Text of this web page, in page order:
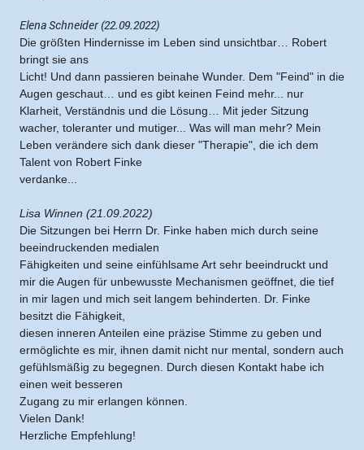
Elena Schneider (22.09.2022)
Die größten Hindernisse im Leben sind unsichtbar… Robert
bringt sie ans
Licht! Und dann passieren beinahe Wunder. Dem "Feind" in die
Augen geschaut… und es gibt keinen Feind mehr... nur
Klarheit, Verständnis und die Lösung… Mit jeder Sitzung
wacher, toleranter und mutiger... Was will man mehr? Mein
Leben verändere sich dank dieser "Therapie", die ich dem
Talent von Robert Finke
verdanke...
Lisa Winnen (21.09.2022)
Die Sitzungen bei Herrn Dr. Finke haben mich durch seine
beeindruckenden medialen
Fähigkeiten und seine einfühlsame Art sehr beeindruckt und
mir die Augen für unbewusste Mechanismen geöffnet, die tief
in mir lagen und mich seit langem behinderten. Dr. Finke
besitzt die Fähigkeit,
diesen inneren Anteilen eine präzise Stimme zu geben und
ermöglichte es mir, ihnen damit nicht nur mental, sondern auch
gefühlsmäßig zu begegnen. Durch diesen Kontakt habe ich
einen weit besseren
Zugang zu mir erlangen können.
Vielen Dank!
Herzliche Empfehlung!